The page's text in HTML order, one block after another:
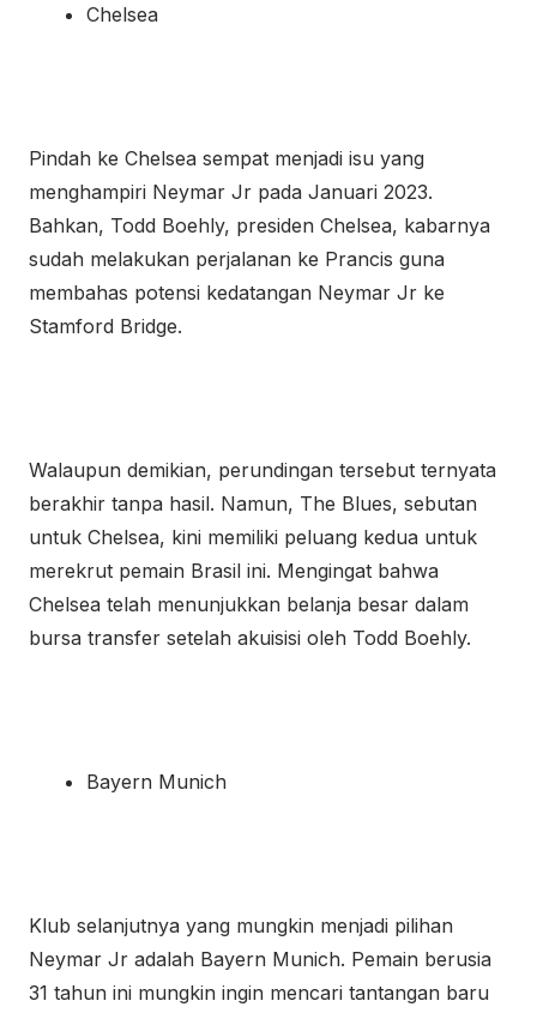
Chelsea
Pindah ke Chelsea sempat menjadi isu yang
menghampiri Neymar Jr pada Januari 2023.
Bahkan, Todd Boehly, presiden Chelsea, kabarnya
sudah melakukan perjalanan ke Prancis guna
membahas potensi kedatangan Neymar Jr ke
Stamford Bridge.
Walaupun demikian, perundingan tersebut ternyata
berakhir tanpa hasil. Namun, The Blues, sebutan
untuk Chelsea, kini memiliki peluang kedua untuk
merekrut pemain Brasil ini. Mengingat bahwa
Chelsea telah menunjukkan belanja besar dalam
bursa transfer setelah akuisisi oleh Todd Boehly.
Bayern Munich
Klub selanjutnya yang mungkin menjadi pilihan
Neymar Jr adalah Bayern Munich. Pemain berusia
31 tahun ini mungkin ingin mencari tantangan baru